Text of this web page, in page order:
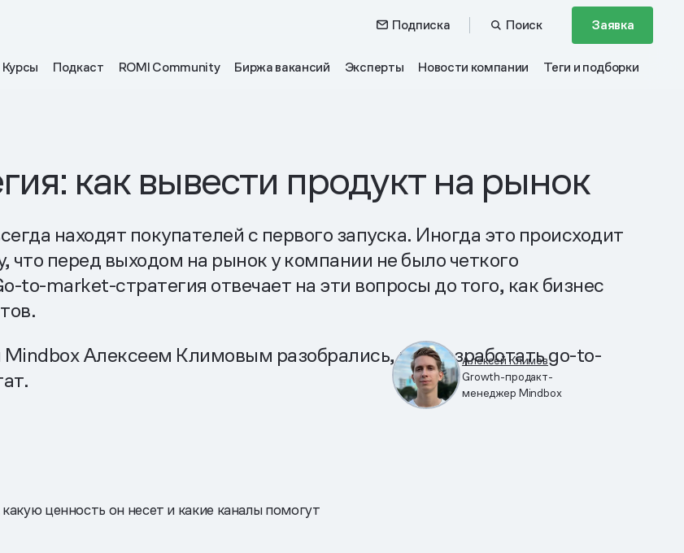
Подписка Поиск Заявка
Курсы Подкаст ROMI Community Биржа вакансий Эксперты Новости компании Теги и подборки
как вывести продукт на рынок
находят покупателей с первого запуска. Иногда это происходит
что перед выходом на рынок у компании не было четкого
to-market-стратегия отвечает на эти вопросы до того, как бизнес
Алексей Климов
Growth-продакт-
менеджер Mindbox
Алексеем Климовым разобрались, как разработать go-to-
ценность он несет и какие каналы помогут